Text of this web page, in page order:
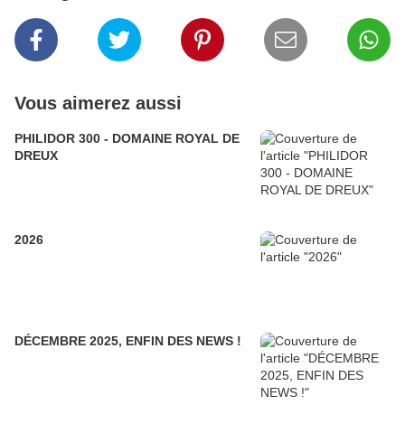
Vous aimerez aussi
PHILIDOR 300 - DOMAINE ROYAL DE
DREUX
2026
DÉCEMBRE 2025, ENFIN DES NEWS !